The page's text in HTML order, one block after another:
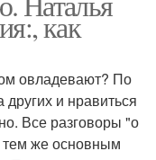
как
овладевают? По
и нравиться
Все разговоры "о
тем же основным